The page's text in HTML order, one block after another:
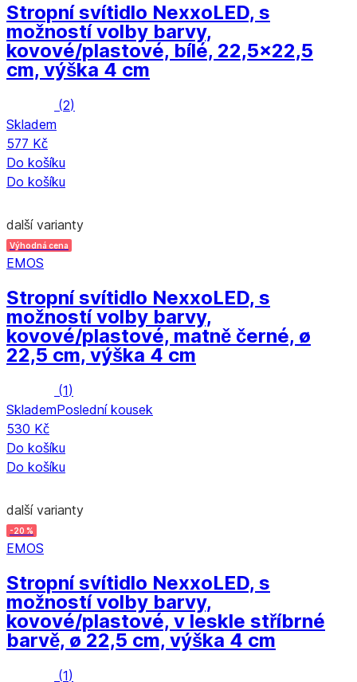
Stropní svítidlo NexxoLED, s
možností volby barvy,
kovové/plastové, bílé, 22,5x22,5
cm, výška 4 cm
(2)
Skladem
577 Kč
Do košíku
Do košíku
další varianty
Výhodná cena
EMOS
Stropní svítidlo NexxoLED, s
možností volby barvy,
kovové/plastové, matně černé, ø
22,5 cm, výška 4 cm
(1)
SklademPoslední kousek
530 Kč
Do košíku
Do košíku
další varianty
-20 %
EMOS
Stropní svítidlo NexxoLED, s
možností volby barvy,
kovové/plastové, v leskle stříbrné
barvě, ø 22,5 cm, výška 4 cm
(1)